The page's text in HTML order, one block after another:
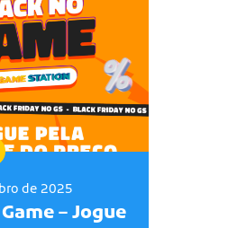
de 2025
– Jogue